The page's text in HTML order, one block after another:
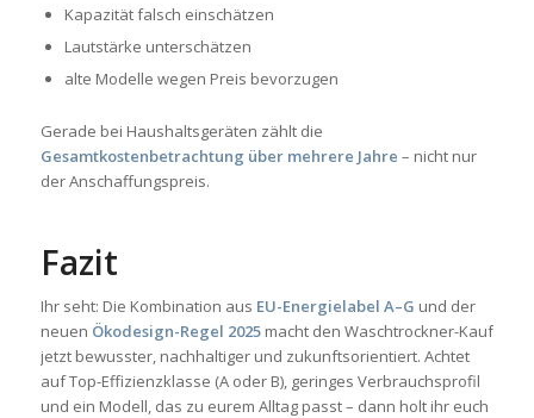
Kapazität falsch einschätzen
Lautstärke unterschätzen
alte Modelle wegen Preis bevorzugen
Gerade bei Haushaltsgeräten zählt die
Gesamtkostenbetrachtung über mehrere Jahre – nicht nur
der Anschaffungspreis.
Fazit
Ihr seht: Die Kombination aus EU-Energielabel A–G und der
neuen Ökodesign-Regel 2025macht den Waschtrockner-Kauf
jetzt bewusster, nachhaltiger und zukunftsorientiert. Achtet
auf Top-Effizienzklasse (A oder B), geringes Verbrauchsprofil
und ein Modell, das zu eurem Alltag passt – dann holt ihr euch